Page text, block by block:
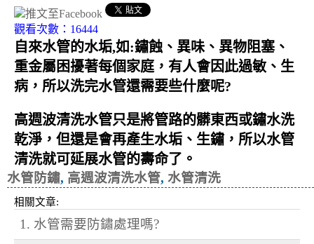
觀看次數：16444
自來水管的水垢,如:鏽蝕、異味、異物阻塞、
重金屬困擾著每個家庭，有人會因此過敏、生
病，所以洗完水管還需要些什麼呢?
高週波清洗水管只是將管路的髒東西或鏽水洗
乾淨，但還是會再產生水垢、生鏽，所以水管
清洗就可延展水管的壽命了。
水管防鏽, 高週波清洗水管, 水管清洗
相關文章:
1. 水管需要防鏽處理嗎?